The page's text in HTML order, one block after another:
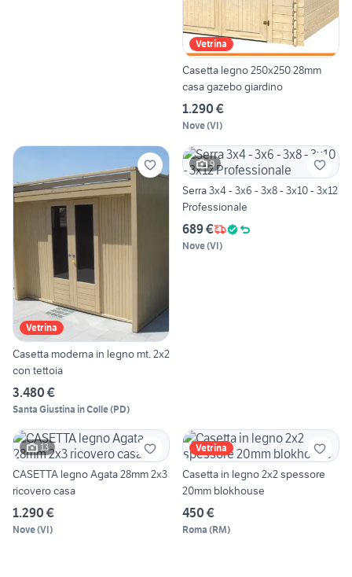
Vetrina
Casetta legno 250x250 28mm
casa gazebo giardino
1.290 €
Nove(VI)
Vetrina
Casetta moderna in legno mt. 2x2
con tettoia
3.480 €
Santa Giustina in Colle(PD)
9
Serra 3x4 - 3x6 - 3x8 - 3x10 - 3x12
Professionale
689 €
Nove(VI)
13
CASETTA legno Agata 28mm 2x3
ricovero casa
1.290 €
Nove(VI)
Vetrina
Casetta in legno 2x2 spessore
20mm blokhouse
450 €
Roma (RM)